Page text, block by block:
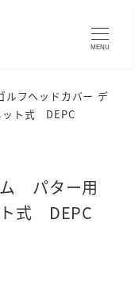
MENU
ルフヘッドカバー デ
ット式 DEPC
ム パター用
式 DEPC